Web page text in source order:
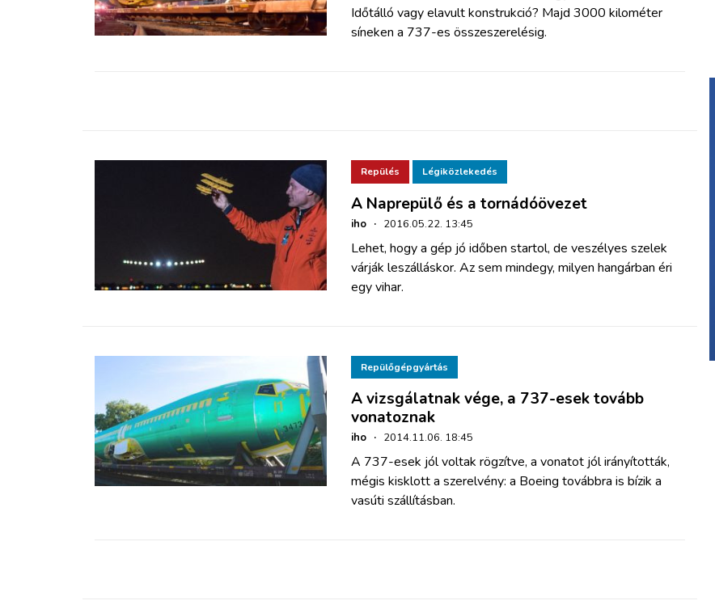
REGISZTRÁCIÓ
Időtálló vagy elavult konstrukció? Majd 3000 kilométer
síneken a 737-es összeszerelésig.
Repülés Légiközlekedés
A Naprepülő és a tornádóövezet
iho · 2016.05.22. 13:45
Lehet, hogy a gép jó időben startol, de veszélyes szelek
várják leszálláskor. Az sem mindegy, milyen hangárban éri
egy vihar.
Repülőgépgyártás
A vizsgálatnak vége, a 737-esek tovább
vonatoznak
iho · 2014.11.06. 18:45
A 737-esek jól voltak rögzítve, a vonatot jól irányították,
mégis kisklott a szerelvény: a Boeing továbbra is bízik a
vasúti szállításban.